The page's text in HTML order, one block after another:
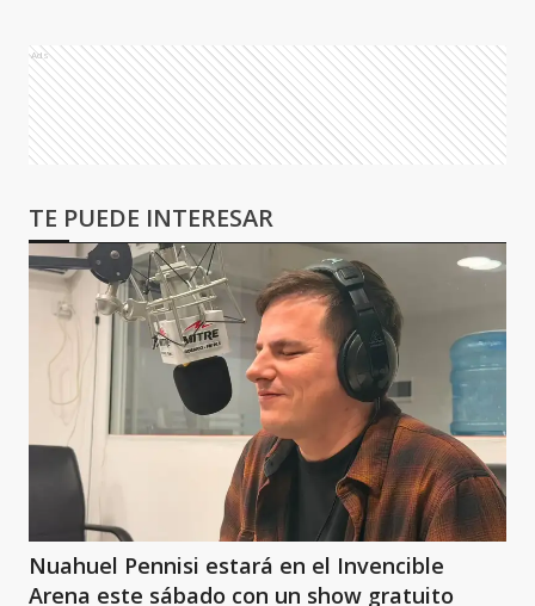
Ads
TE PUEDE INTERESAR
Nuahuel Pennisi estará en el Invencible
Arena este sábado con un show gratuito